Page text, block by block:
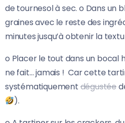
de tournesol à sec. o Dans un
graines avec le reste des
minutes jusqu’à obtenir la
o Placer le tout dans un bocal
ne fait… jamais ! Car cette
systématiquementdégustée
).